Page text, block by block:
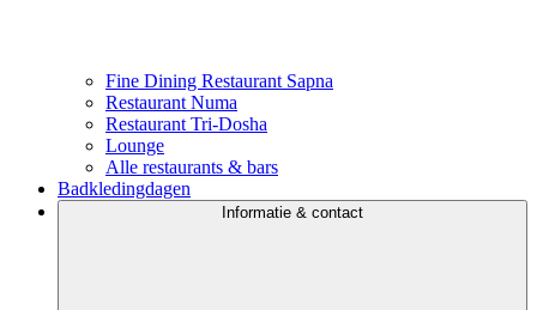
Fine Dining Restaurant Sapna
Restaurant Numa
Restaurant Tri-Dosha
Lounge
Alle restaurants & bars
Badkledingdagen
Informatie & contact